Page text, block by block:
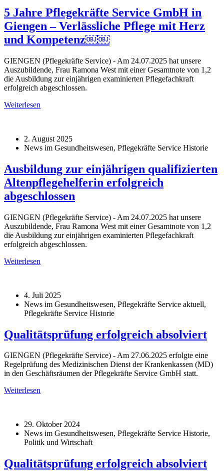
5 Jahre Pflegekräfte Service GmbH in
Giengen – Verlässliche Pflege mit Herz
und Kompetenz￼￼
GIENGEN (Pflegekräfte Service) - Am 24.07.2025 hat unsere
Auszubildende, Frau Ramona West mit einer Gesamtnote von 1,2
die Ausbildung zur einjährigen examinierten Pflegefachkraft
erfolgreich abgeschlossen.
Weiterlesen
2. August 2025
News im Gesundheitswesen, Pflegekräfte Service Historie
Ausbildung zur einjährigen qualifizierten
Altenpflegehelferin erfolgreich
abgeschlossen
GIENGEN (Pflegekräfte Service) - Am 24.07.2025 hat unsere
Auszubildende, Frau Ramona West mit einer Gesamtnote von 1,2
die Ausbildung zur einjährigen examinierten Pflegefachkraft
erfolgreich abgeschlossen.
Weiterlesen
4. Juli 2025
News im Gesundheitswesen, Pflegekräfte Service aktuell,
Pflegekräfte Service Historie
Qualitätsprüfung erfolgreich absolviert
GIENGEN (Pflegekräfte Service) - Am 27.06.2025 erfolgte eine
Regelprüfung des Medizinischen Dienst der Krankenkassen (MD)
in den Geschäftsräumen der Pflegekräfte Service GmbH statt.
Weiterlesen
29. Oktober 2024
News im Gesundheitswesen, Pflegekräfte Service Historie,
Politik und Wirtschaft
Qualitätsprüfung erfolgreich absolviert